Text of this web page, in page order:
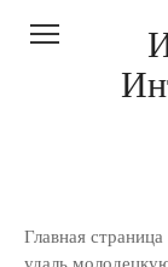
Главная страница
удаль